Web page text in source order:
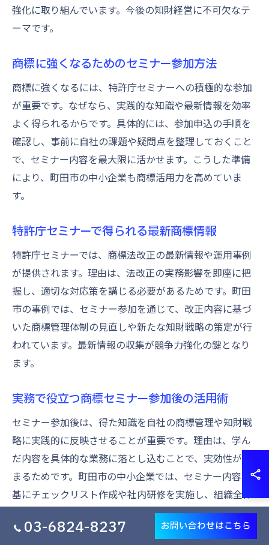
強化に取り組んでいます。今後の知財経営に不可欠なテ
ーマです。
商標に強くなるためのセミナー参加方法
商標に強くなるには、特許庁セミナーへの積極的な参加
が重要です。なぜなら、実践的な知識や最新情報を効率
よく得られるからです。具体的には、参加申込の手順を
確認し、事前に自社の課題や疑問点を整理しておくこと
で、セミナー内容を最大限に活かせます。こうした準備
により、町田市の中小企業も商標活用力を高めていま
す。
特許庁セミナーで得られる最新商標情報
特許庁セミナーでは、商標法改正の最新情報や運用事例
が提供されます。理由は、法改正の実務影響を即座に把
握し、適切な対応策を講じる必要があるためです。町田
市の事例では、セミナー参加を通じて、改正内容に基づ
いた商標管理体制の見直しや新たな知財戦略の策定が行
われています。最新情報の収集が競争力強化の鍵となり
ます。
実務で役立つ商標セミナー参加後の活用術
セミナー参加後は、得た知識を自社の商標管理や知財戦
略に実践的に反映させることが重要です。理由は、学ん
だ内容を具体的な業務に落とし込むことで、実効性が高
まるためです。町田市の中小企業では、セミナー内容を
基にチェックリスト作成や社内研修を実施し、組織全体
で知財意識向上に努めています。これにより、持続的な
ブランド価値向上が期待できます。
03-6824-8237 お問い合わせはこちら